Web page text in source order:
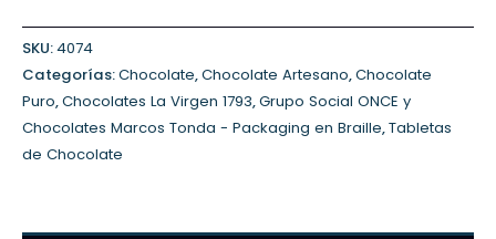
SKU:4074
Categorías:Chocolate,Chocolate Artesano,Chocolate
Puro,Chocolates La Virgen 1793,Grupo Social ONCE y
Chocolates Marcos Tonda - Packaging en Braille,Tabletas
de Chocolate